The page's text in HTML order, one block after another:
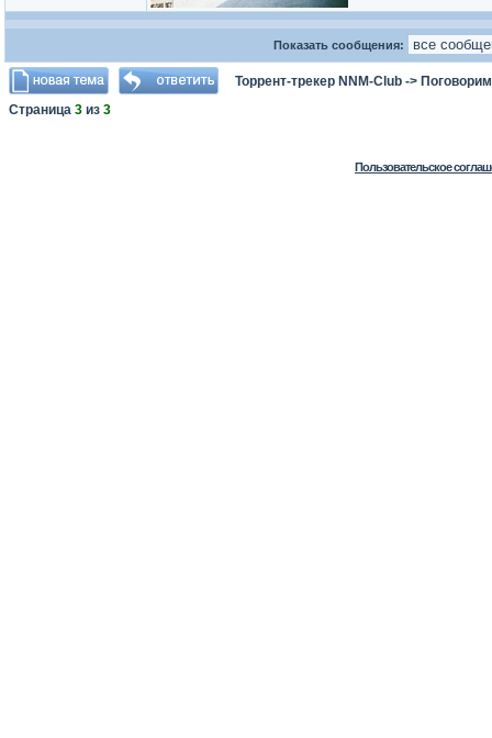
Показать сообщения:
Торрент-трекер NNM-Club -> Поговорим
Страница 3 из 3
Пользовательское